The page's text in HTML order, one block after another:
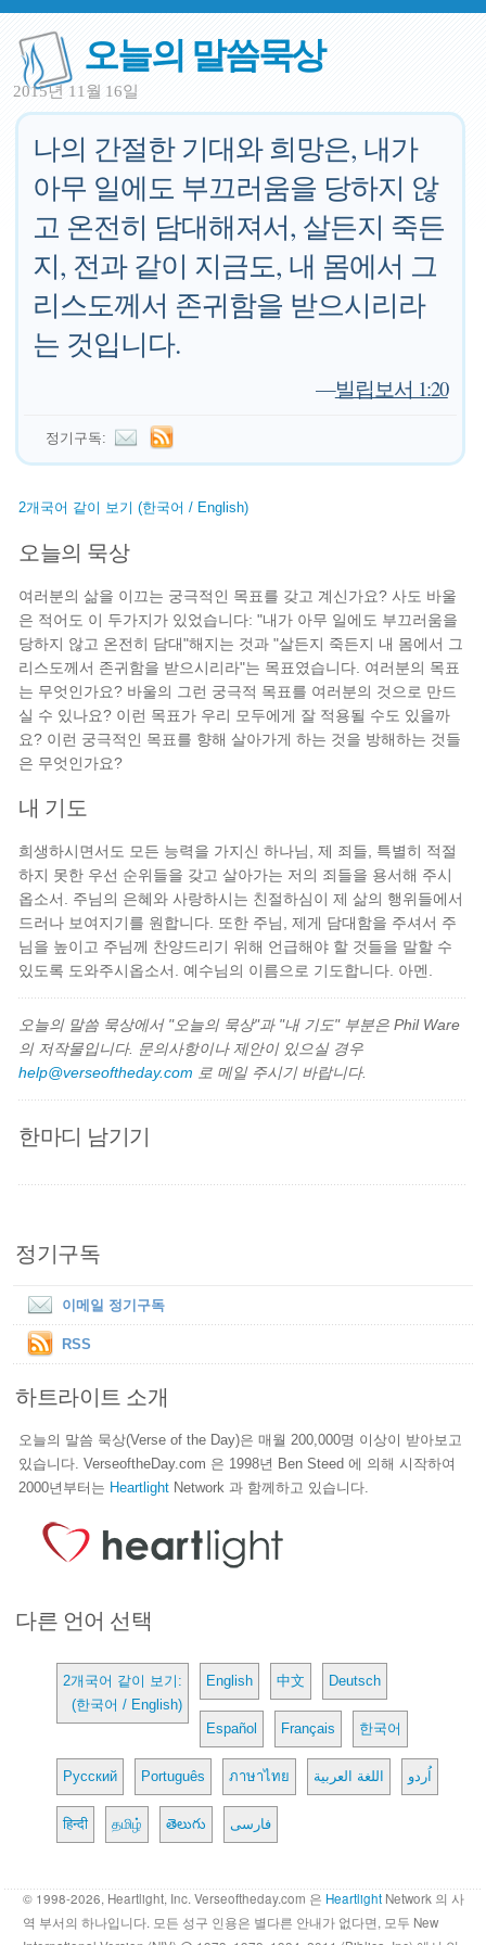
오늘의 말씀묵상
2015년 11월 16일
나의 간절한 기대와 희망은, 내가
아무 일에도 부끄러움을 당하지 않
고 온전히 담대해져서, 살든지 죽든
지, 전과 같이 지금도, 내 몸에서 그
리스도께서 존귀함을 받으시리라
는 것입니다.
—빌립보서 1:20
정기구독:
2개국어 같이 보기 (한국어 / English)
오늘의 묵상
여러분의 삶을 이끄는 궁극적인 목표를 갖고 계신가요? 사도 바울
은 적어도 이 두가지가 있었습니다: "내가 아무 일에도 부끄러움을
당하지 않고 온전히 담대"해지는 것과 "살든지 죽든지 내 몸에서 그
리스도께서 존귀함을 받으시리라"는 목표였습니다. 여러분의 목표
는 무엇인가요? 바울의 그런 궁극적 목표를 여러분의 것으로 만드
실 수 있나요? 이런 목표가 우리 모두에게 잘 적용될 수도 있을까
요? 이런 궁극적인 목표를 향해 살아가게 하는 것을 방해하는 것들
은 무엇인가요?
내 기도
희생하시면서도 모든 능력을 가지신 하나님, 제 죄들, 특별히 적절
하지 못한 우선 순위들을 갖고 살아가는 저의 죄들을 용서해 주시
옵소서. 주님의 은혜와 사랑하시는 친절하심이 제 삶의 행위들에서
드러나 보여지기를 원합니다. 또한 주님, 제게 담대함을 주셔서 주
님을 높이고 주님께 찬양드리기 위해 언급해야 할 것들을 말할 수
있도록 도와주시옵소서. 예수님의 이름으로 기도합니다. 아멘.
오늘의 말씀 묵상에서 "오늘의 묵상"과 "내 기도" 부분은 Phil Ware
의 저작물입니다. 문의사항이나 제안이 있으실 경우
help@verseoftheday.com 로 메일 주시기 바랍니다.
한마디 남기기
정기구독
이메일 정기구독
RSS
하트라이트 소개
오늘의 말씀 묵상(Verse of the Day)은 매월 200,000명 이상이 받아보고
있습니다. VerseoftheDay.com 은 1998년 Ben Steed 에 의해 시작하여
2000년부터는 Heartlight Network 과 함께하고 있습니다.
다른 언어 선택
2개국어 같이 보기:
(한국어 / English)
English 中文 Deutsch
Español Français 한국어
Русский Português ภาษาไทย اللغة العربية اُردو
हिन्दी தமிழ் తెలుగు فارسی
© 1998-2026, Heartlight, Inc. Verseoftheday.com 은 Heartlight Network 의 사
역 부서의 하나입니다. 모든 성구 인용은 별다른 안내가 없다면, 모두 New